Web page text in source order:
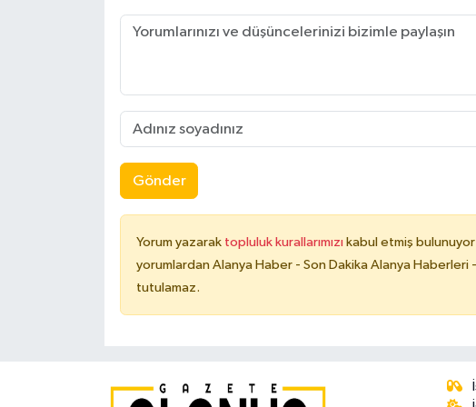
Gönder
Yorum yazarak topluluk kurallarımızı kabul etmiş
yorumlardan Alanya Haber - Son Dakika Alanya
tutulamaz.